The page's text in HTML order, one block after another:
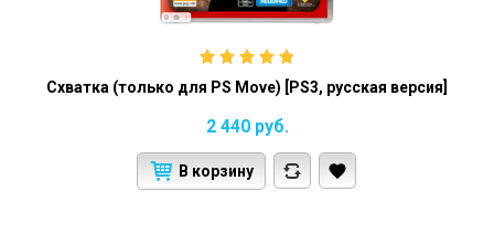
Схватка (только для PS Move) [PS3, русская версия]
2 440 руб.
В корзину